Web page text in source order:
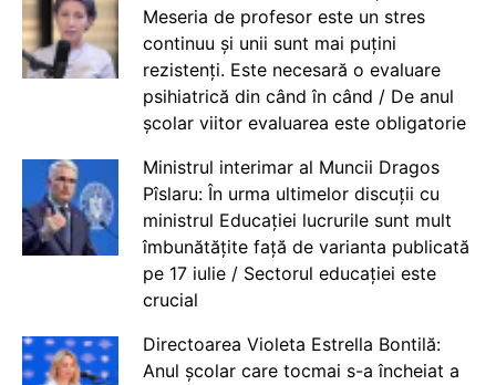
Meseria de profesor este un stres
continuu și unii sunt mai puțini
rezistenți. Este necesară o evaluare
psihiatrică din când în când / De anul
școlar viitor evaluarea este obligatorie
Ministrul interimar al Muncii Dragos
Pîslaru: În urma ultimelor discuții cu
ministrul Educației lucrurile sunt mult
îmbunătățite față de varianta publicată
pe 17 iulie / Sectorul educației este
crucial
Directoarea Violeta Estrella Bontilă:
Anul școlar care tocmai s-a încheiat a